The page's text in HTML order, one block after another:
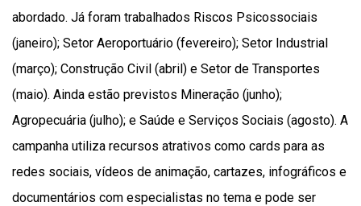
abordado. Já foram trabalhados Riscos Psicossociais
(janeiro); Setor Aeroportuário (fevereiro); Setor Industrial
(março); Construção Civil (abril) e Setor de Transportes
(maio). Ainda estão previstos Mineração (junho);
Agropecuária (julho); e Saúde e Serviços Sociais (agosto). A
campanha utiliza recursos atrativos como cards para as
redes sociais, vídeos de animação, cartazes, infográficos e
documentários com especialistas no tema e pode ser